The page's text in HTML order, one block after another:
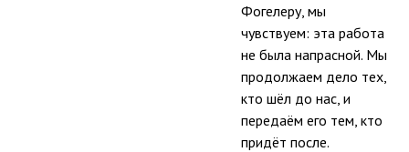
Фогелеру, мы
чувствуем: эта работа
не была напрасной. Мы
продолжаем дело тех,
кто шёл до нас, и
передаём его тем, кто
придёт после.